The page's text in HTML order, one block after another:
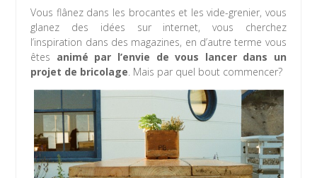
Vous flânez dans les brocantes et les vide-grenier, vous
glanez des idées sur internet, vous cherchez
l’inspiration dans des magazines, en d’autre terme vous
êtes animé par l’envie de vous lancer dans un
projet de bricolage. Mais par quel bout commencer?